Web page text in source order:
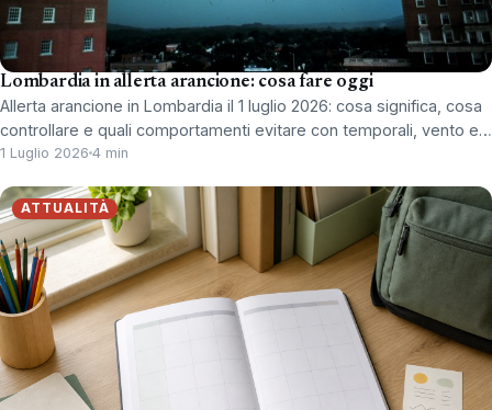
Lombardia in allerta arancione: cosa fare oggi
Allerta arancione in Lombardia il 1 luglio 2026: cosa significa, cosa
controllare e quali comportamenti evitare con temporali, vento e…
1 Luglio 2026 4 min
ATTUALITÀ